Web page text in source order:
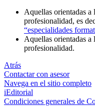
Aquellas orientadas
profesionalidad, es
“especialidades
Aquellas orientadas a
profesionalidad.
Atrás
Contactar con asesor
Navega en el sitio completo
iEditorial
Condiciones generales de